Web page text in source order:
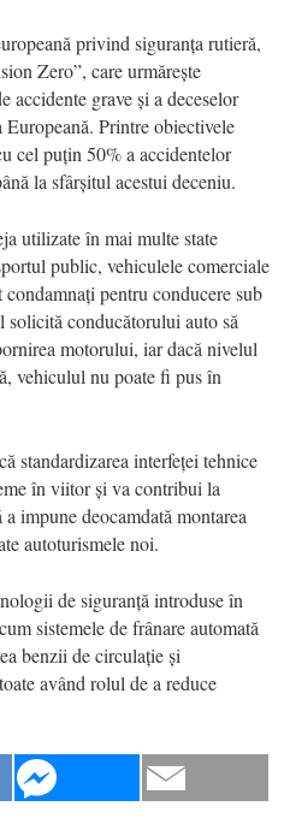
privind siguranța rutieră,
Zero”, care urmărește
accidente grave și a deceselor
Printre obiectivele
cel puțin 50% a accidentelor
la sfârșitul acestui deceniu.
utilizate în mai multe state
public, vehiculele comerciale
pentru conducere sub
conducătorului auto să
motorului, iar dacă nivelul
vehiculul nu poate fi pus în
standardizarea interfeței tehnice
în viitor și va contribui la
impune deocamdată montarea
autoturismele noi.
de siguranță introduse în
sistemele de frânare automată
benzii de circulație și
având rolul de a reduce